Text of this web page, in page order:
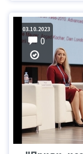
03.10.2023
0